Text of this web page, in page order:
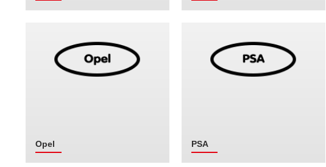
Opel PSA